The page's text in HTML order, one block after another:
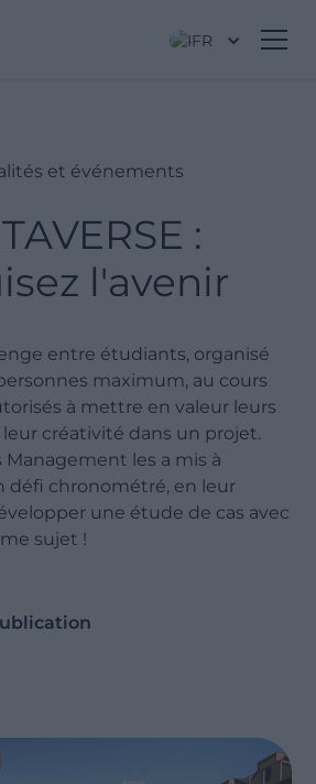
FR
et événements
:
l'avenir
entre étudiants, organisé
maximum, au cours
à mettre en valeur leurs
créativité dans un projet.
Management les a mis à
défi chronométré, en leur
une étude de cas avec
sujet !